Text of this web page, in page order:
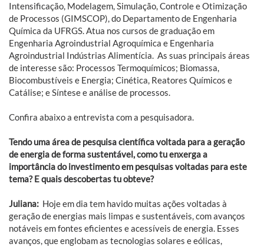
Intensificação, Modelagem, Simulação, Controle e Otimização
de Processos (GIMSCOP), do Departamento de Engenharia
Química da UFRGS. Atua nos cursos de graduação em
Engenharia Agroindustrial Agroquímica e Engenharia
Agroindustrial Indústrias Alimentícia. As suas principais áreas
de interesse são: Processos Termoquímicos; Biomassa,
Biocombustíveis e Energia; Cinética, Reatores Químicos e
Catálise; e Síntese e análise de processos.
Confira abaixo a entrevista com a pesquisadora.
Tendo uma área de pesquisa científica voltada para a geração
de energia de forma sustentável, como tu enxerga a
importância do investimento em pesquisas voltadas para este
tema? E quais descobertas tu obteve?
Juliana: Hoje em dia tem havido muitas ações voltadas à
geração de energias mais limpas e sustentáveis, com avanços
notáveis em fontes eficientes e acessíveis de energia. Esses
avanços, que englobam as tecnologias solares e eólicas,